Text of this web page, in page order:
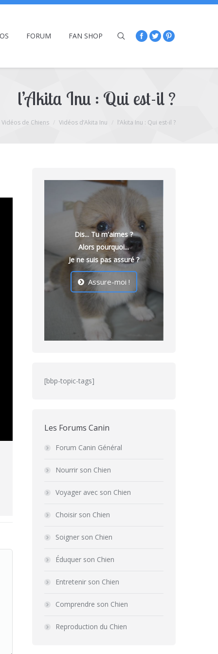
FORUM FAN SHOP
l’Akita Inu : Qui est-il ?
Vidéos de Chiens Vidéos d’Akita Inu l’Akita Inu : Qui est-il ?
Dis... Tu m'aimes ?
Alors pourquoi...
Je ne suis pas assuré ?
Assure-moi !
[bbp-topic-tags]
Les Forums Canin
Forum Canin Général
Nourrir son Chien
Voyager avec son Chien
Choisir son Chien
Soigner son Chien
Éduquer son Chien
Entretenir son Chien
Comprendre son Chien
Reproduction du Chien